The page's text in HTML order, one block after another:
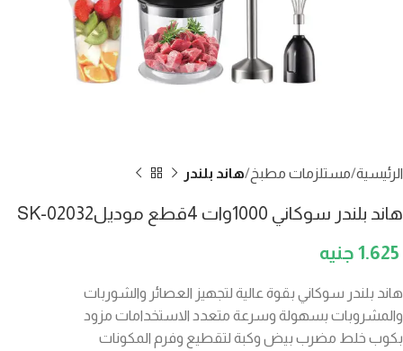
الرئيسية مستلزمات مطبخ هاند بلندر
هاند بلندر سوكاني 1000وات 4قطع موديلSK-02032
1.625
هاند بلندر سوكاني بقوة عالية لتجهيز العصائر والشوربات
والمشروبات بسهولة وسرعة متعدد الاستخدامات مزود
بكوب خلط مضرب بيض وكبة لتقطيع وفرم المكونات